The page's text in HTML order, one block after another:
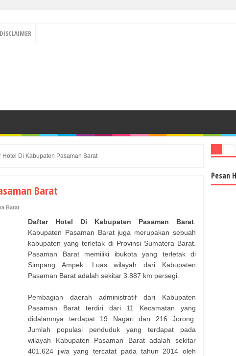
DISCLAIMER
Hotel Di Kabupaten Pasaman Barat
Barat
Barat
Daftar Hotel Di Kabupaten Pasaman Barat
Kabupaten Pasaman Barat juga merupakan sebuah
kabupaten yang terletak di Provinsi Sumatera Barat.
Pasaman Barat memiliki ibukota yang terletak di
Simpang Ampek. Luas wilayah dari Kabupaten
Pasaman Barat adalah sekitar 3.887 km persegi.
Pembagian daerah administratif dari Kabupaten
Pasaman Barat terdiri dari 11 Kecamatan yang
didalamnya terdapat 19 Nagari dan 216 Jorong.
Jumlah populasi penduduk yang terdapat pada
wilayah Kabupaten Pasaman Barat adalah sekitar
401.624 jiwa yang tercatat pada tahun 2014 oleh
Pesan